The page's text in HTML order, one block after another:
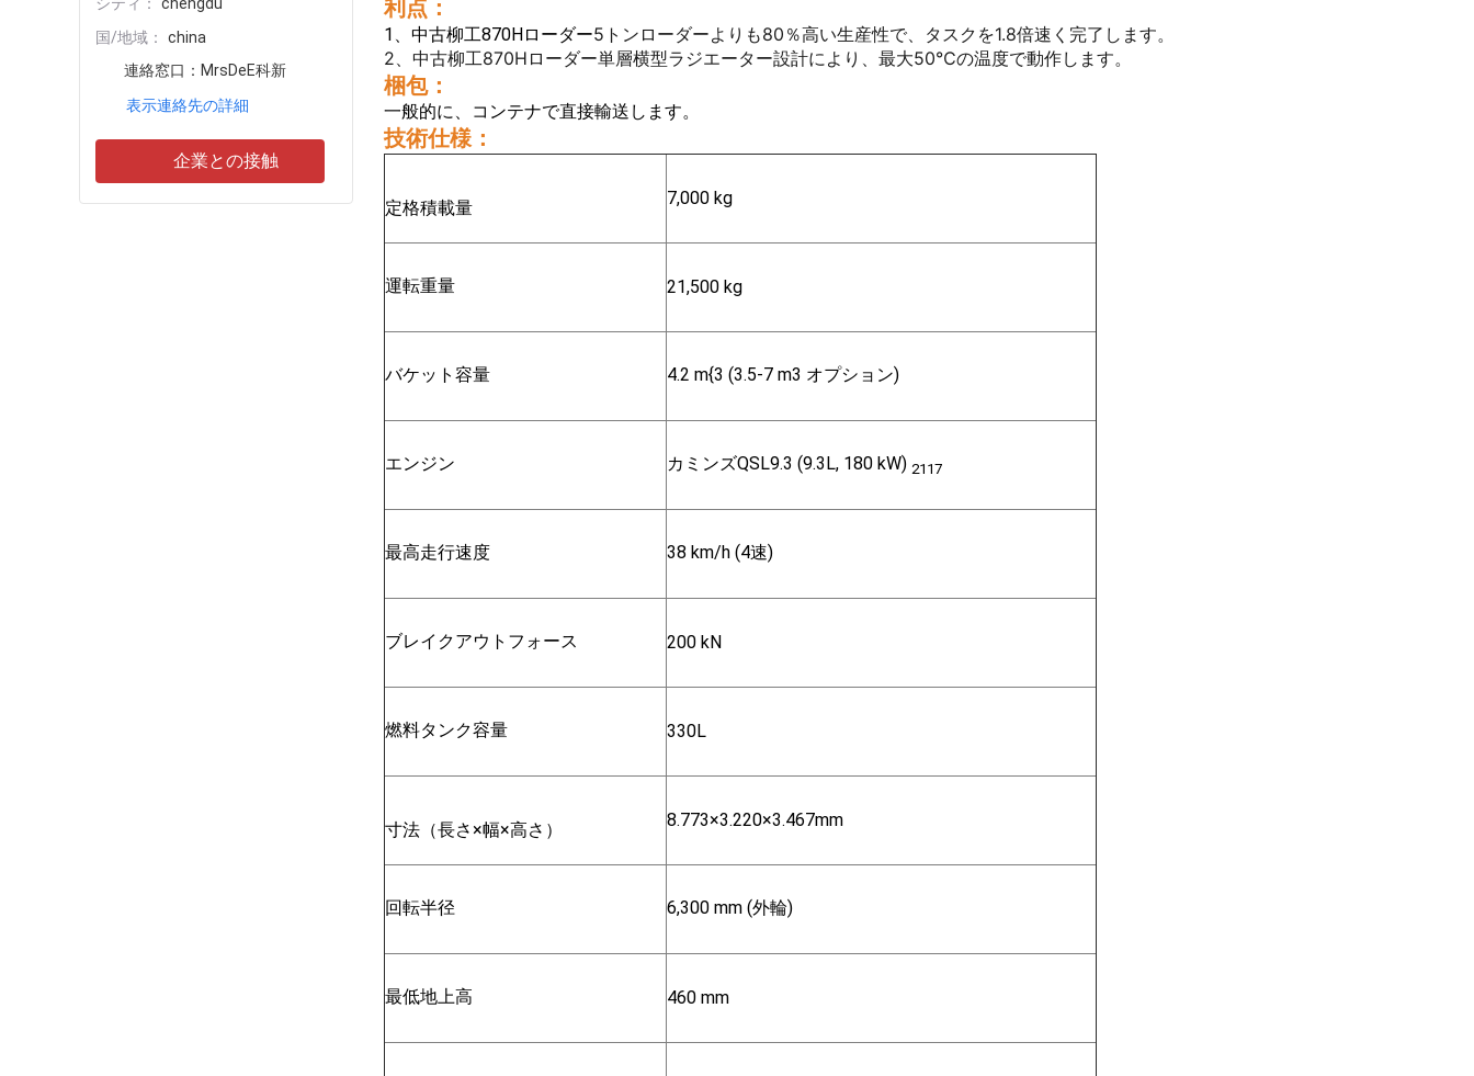
国/地域：
china
連絡窓口： MrsDeE科新
表示連絡先の詳細
企業との接触
利点：
1、中古柳工870Hローダー5トンローダーよりも80％高い生産性で、タスクを1.8倍速く完了します。
2、中古柳工870Hローダー単層横型ラジエーター設計により、最大50℃の温度で動作します。
梱包：
一般的に、コンテナで直接輸送します。
技術仕様：
定格積載量 7,000 kg
運転重量 21,500 kg
バケット容量 4.2 m{3 (3.5-7 m3 オプション)
エンジン カミンズQSL9.3 (9.3L, 180 kW) 2117
最高走行速度 38 km/h (4速)
ブレイクアウトフォース 200 kN
燃料タンク容量 330L
寸法（長さ×幅×高さ） 8.773×3.220×3.467mm
回転半径 6,300 mm (外輪)
最低地上高 460 mm